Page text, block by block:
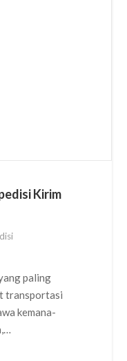
Kirim
paling
transportasi
kemana-